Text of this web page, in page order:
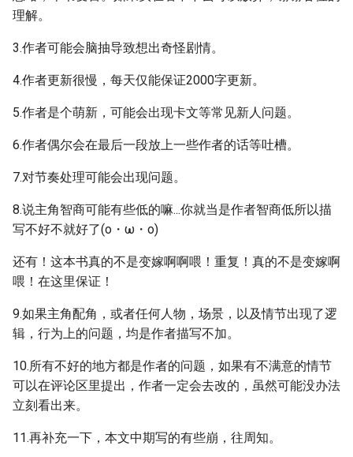
理解。
3.作者可能会脑抽导致想出奇怪剧情。
4.作者更新很慢，每天仅能保证2000字更新。
5.作者是个萌新，可能会出现卡文等常见新人问题。
6.作者偶尔会在最后一段放上一些作者的话等吐槽。
7.对节奏处理可能会出现问题。
8.说主角智商可能有些低的嘛...你就当是作者智商低所以描
写不好不就好了(o・ω・o)
还有！这本书真的不是变嫁啊啊喂！重复！真的不是变嫁啊
喂！在这里保证！
9.如果主角配角，或者任何人物，场景，以及情节出现了逻
辑，行为上的问题，均是作者描写不加。
10.所有不好的地方都是作者的问题，如果有不满意的情节
可以在评论区里提出，作者一定会去改的，虽然可能没办法
立刻看出来。
11.再补充一下，本文中期写的有些崩，往周知。